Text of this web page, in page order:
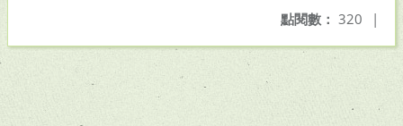
點閱數： 320 |